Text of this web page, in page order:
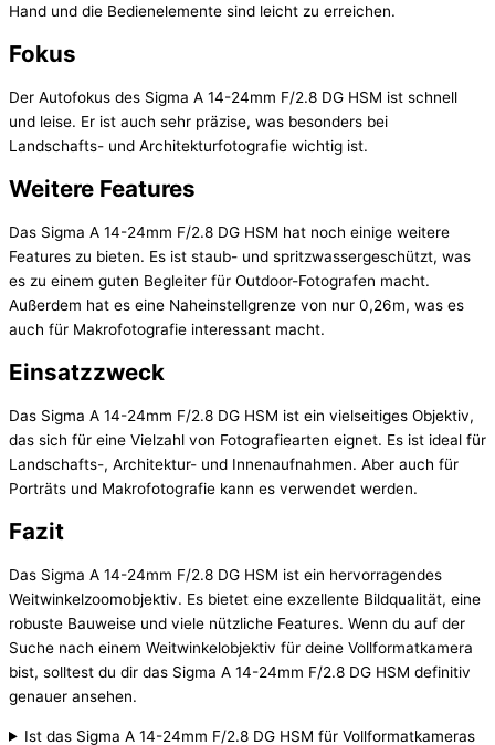
Hand und die Bedienelemente sind leicht zu erreichen.
Fokus
Der Autofokus des Sigma A 14-24mm F/2.8 DG HSM ist schnell
und leise. Er ist auch sehr präzise, was besonders bei
Landschafts- und Architekturfotografie wichtig ist.
Weitere Features
Das Sigma A 14-24mm F/2.8 DG HSM hat noch einige weitere
Features zu bieten. Es ist staub- und spritzwassergeschützt, was
es zu einem guten Begleiter für Outdoor-Fotografen macht.
Außerdem hat es eine Naheinstellgrenze von nur 0,26m, was es
auch für Makrofotografie interessant macht.
Einsatzzweck
Das Sigma A 14-24mm F/2.8 DG HSM ist ein vielseitiges Objektiv,
das sich für eine Vielzahl von Fotografiearten eignet. Es ist ideal für
Landschafts-, Architektur- und Innenaufnahmen. Aber auch für
Porträts und Makrofotografie kann es verwendet werden.
Fazit
Das Sigma A 14-24mm F/2.8 DG HSM ist ein hervorragendes
Weitwinkelzoomobjektiv. Es bietet eine exzellente Bildqualität, eine
robuste Bauweise und viele nützliche Features. Wenn du auf der
Suche nach einem Weitwinkelobjektiv für deine Vollformatkamera
bist, solltest du dir das Sigma A 14-24mm F/2.8 DG HSM definitiv
genauer ansehen.
Ist das Sigma A 14-24mm F/2.8 DG HSM für Vollformatkameras